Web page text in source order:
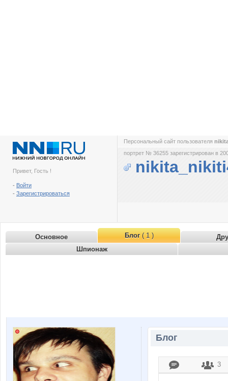
Привет, Гость !
- Войти
- Зарегистрироваться
Персональный сайт пользователя
портрет № 36255 зарегистрирован в
Основное Блог( 1 )
Шпионаж
Блог
3